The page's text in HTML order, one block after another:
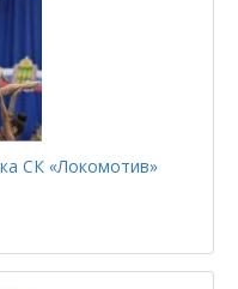
СК «Локомотив»